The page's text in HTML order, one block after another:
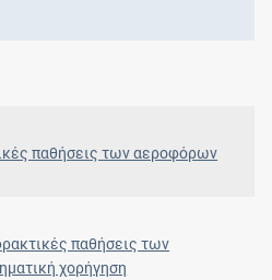
παθήσεις των αεροφόρων
παθήσεις των
χορήγηση